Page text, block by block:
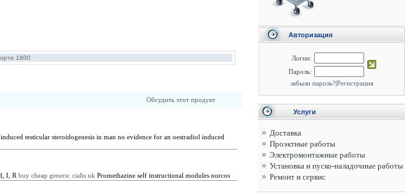
1800
Обсудить этот продукт
testicular steroidogenesis in man no evidence for an oestradiol induced
I, R buy cheap generic cialis uk Promethazine self instructional modules norcos
Авторизация
Логин:
Пароль:
забыли пароль?|Регистрация
Услуги
Доставка
Проэктные работы
Электромонтажные работы
Установка и пуско-наладочные работы
Ремонт и сервис